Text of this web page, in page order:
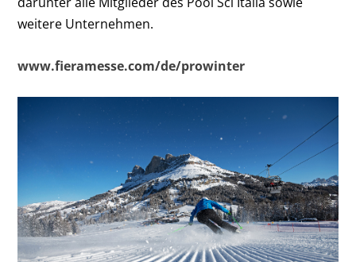
weitere Unternehmen.
www.fieramesse.com/de/prowinter